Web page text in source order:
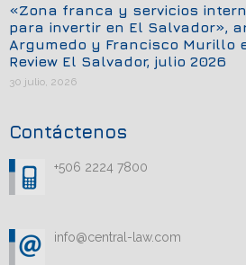
«Zona franca y servicios
para invertir en El Salvador»,
Argumedo y Francisco Murillo
Review El Salvador, julio 2026
30 julio, 2026
Contáctenos
+506 2224 7800
info@central-law.com